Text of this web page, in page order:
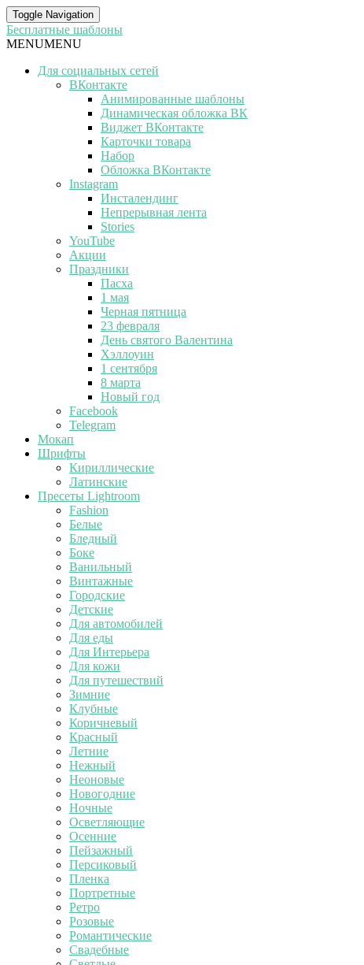
Toggle Navigation
Бесплатные шаблоны
MENUMENU
Для социальных сетей
ВКонтакте
Анимированные шаблоны
Динамическая обложка ВК
Виджет ВКонтакте
Карточки товара
Набор
Обложка ВКонтакте
Instagram
Инсталендинг
Непрерывная лента
Stories
YouTube
Акции
Праздники
Пасха
1 мая
Черная пятница
23 февраля
День святого Валентина
Хэллоуин
1 сентября
8 марта
Новый год
Facebook
Telegram
Мокап
Шрифты
Кириллические
Латинские
Пресеты Lightroom
Fashion
Белые
Бледный
Боке
Ванильный
Винтажные
Городские
Детские
Для автомобилей
Для еды
Для Интерьера
Для кожи
Для путешествий
Зимние
Клубные
Коричневый
Красный
Летние
Нежный
Неоновые
Новогодние
Ночные
Осветляющие
Осенние
Пейзажный
Персиковый
Пленка
Портретные
Ретро
Розовые
Романтические
Свадебные